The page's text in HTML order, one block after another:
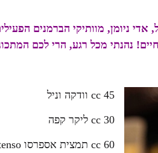
אדי ניומן, מוותיקי הברמנים
נהנתי מכל רגע, הרי לכם
45 cc וודקה וניל
30 cc ליקר קפה
60 cc תמצית אספרסו Intenso של לוואצה